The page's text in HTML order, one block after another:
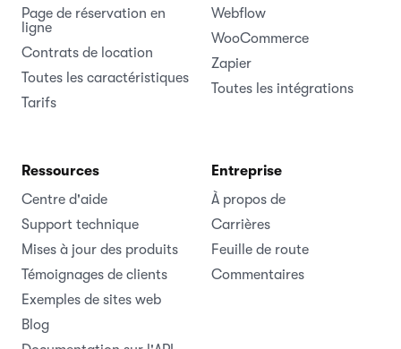
Page de réservation en
ligne
Contrats de location
Toutes les caractéristiques
Tarifs
Webflow
WooCommerce
Zapier
Toutes les intégrations
Ressources
Centre d'aide
Support technique
Mises à jour des produits
Témoignages de clients
Exemples de sites web
Blog
Entreprise
À propos de
Carrières
Feuille de route
Commentaires